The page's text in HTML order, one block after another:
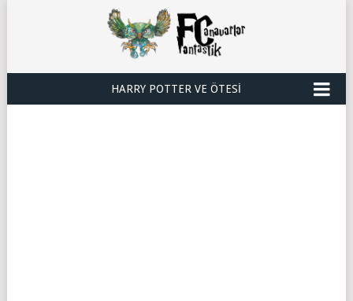
HARRY POTTER VE ÖTESI